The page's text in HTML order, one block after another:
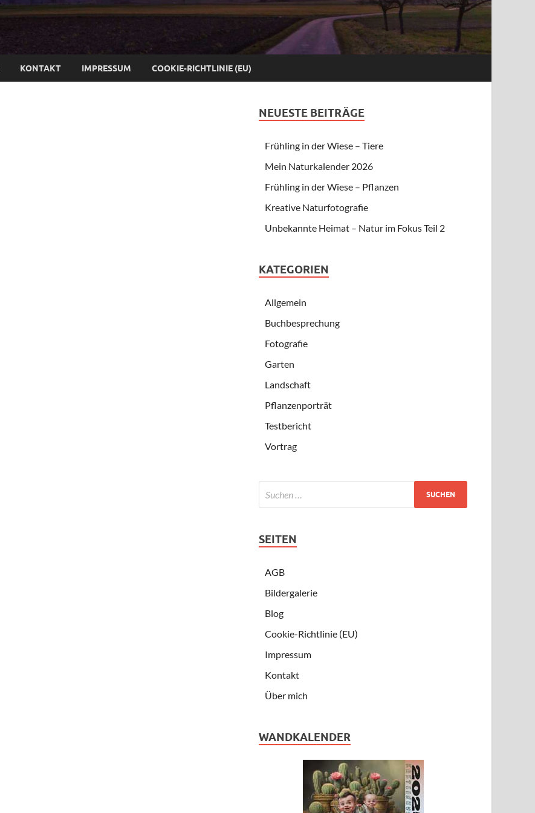
KONTAKT IMPRESSUM COOKIE-RICHTLINIE (EU)
NEUESTE BEITRÄGE
Frühling in der Wiese – Tiere
Mein Naturkalender 2026
Frühling in der Wiese – Pflanzen
Kreative Naturfotografie
Unbekannte Heimat – Natur im Fokus Teil 2
KATEGORIEN
Allgemein
Buchbesprechung
Fotografie
Garten
Landschaft
Pflanzenporträt
Testbericht
Vortrag
SEITEN
AGB
Bildergalerie
Blog
Cookie-Richtlinie (EU)
Impressum
Kontakt
Über mich
WANDKALENDER